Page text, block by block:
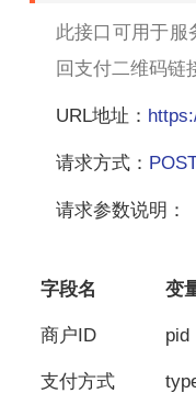
此接口可用于服
回支付二维码链
URL地址：
请求方式：
请求参数说明：
字段名 变
商户ID pid
支付方式